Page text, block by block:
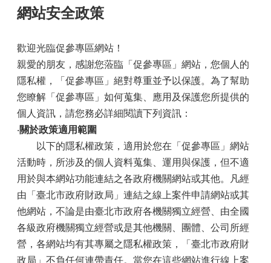
網站安全政策
歡迎光臨促參專區網站！
親愛的朋友，感謝您蒞臨「促參專區」網站，您個人的
隱私權，「促參專區」絕對尊重並予以保護。為了幫助
您瞭解「促參專區」如何蒐集、應用及保護您所提供的
個人資訊，請您務必詳細閱讀下列資訊：
‧關於政策適用範圍
以下的隱私權政策，適用於您在「促參專區」網站
活動時，所涉及的個人資料蒐集、運用與保護，但不適
用於與本網站功能連結之各政府機關網站或其他。凡經
由「臺北市政府財政局」連結之線上案件申請網站或其
他網站，不論是由臺北市政府各機關獨立經營、由全國
各級政府機關獨立經營或是其他機關、團體、公司所經
營，各網站均有其專屬之隱私權政策，「臺北市政府財
政局」不負任何連帶責任。當您在這些網站進行線上案